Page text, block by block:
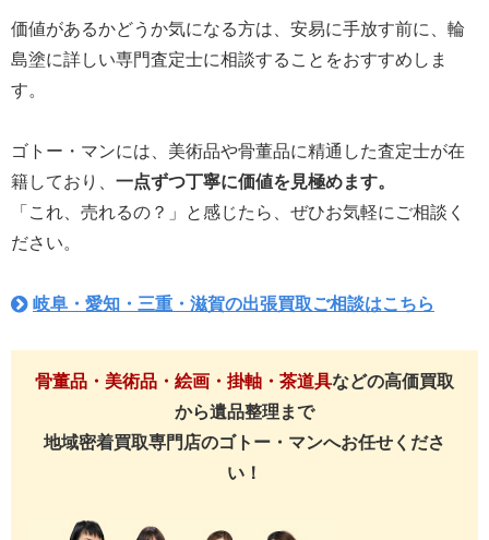
価値があるかどうか気になる方は、安易に手放す前に、輪
島塗に詳しい専門査定士に相談することをおすすめしま
す。
ゴトー・マンには、美術品や骨董品に精通した査定士が在
籍しており、 一点ずつ丁寧に価値を見極めます。
「これ、売れるの？」と感じたら、ぜひお気軽にご相談く
ださい。
岐阜・愛知・三重・滋賀の出張買取ご相談はこちら
骨董品・美術品・絵画・掛軸・茶道具などの高価買取
から遺品整理まで
地域密着買取専門店のゴトー・マンへお任せくださ
い！